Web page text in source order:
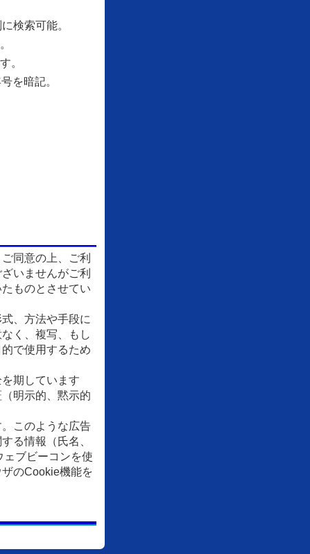
検索可能。
。
を暗記。
同意の上、ご利
いませんがご利
ものとさせてい
、方法や手段に
く、複写、もし
で使用するため
期しています
明示的、黙示的
このような広告
る情報（氏名、
ブビーコンを使
のCookie機能を